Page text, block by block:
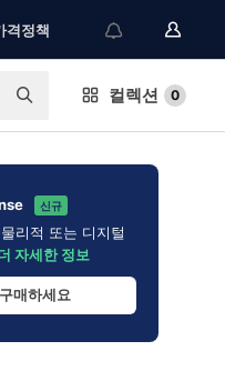
격정책
컬렉션 0
신규
리적 또는 디지털
자세한 정보
매하세요